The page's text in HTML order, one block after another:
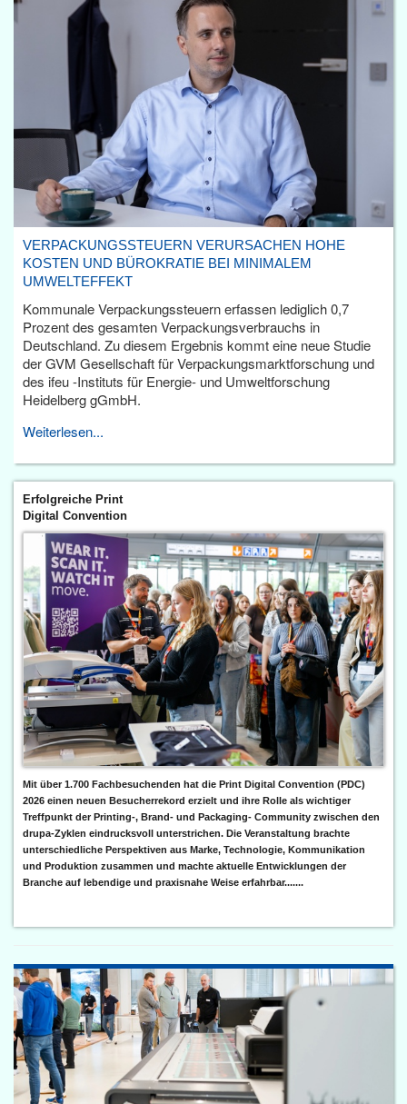
VERPACKUNGSSTEUERN VERURSACHEN HOHE
KOSTEN UND BÜROKRATIE BEI MINIMALEM
UMWELTEFFEKT
Kommunale Verpackungssteuern erfassen lediglich 0,7
Prozent des gesamten Verpackungsverbrauchs in
Deutschland. Zu diesem Ergebnis kommt eine neue Studie
der GVM Gesellschaft für Verpackungsmarktforschung und
des ifeu -Instituts für Energie- und Umweltforschung
Heidelberg gGmbH.
Weiterlesen...
Erfolgreiche Print
Digital Convention
Mit über 1.700 Fachbesuchenden hat die Print Digital Convention (PDC)
2026 einen neuen Besucherrekord erzielt und ihre Rolle als wichtiger
Treffpunkt der Printing-, Brand- und Packaging- Community zwischen den
drupa-Zyklen eindrucksvoll unterstrichen. Die Veranstaltung brachte
unterschiedliche Perspektiven aus Marke, Technologie, Kommunikation
und Produktion zusammen und machte aktuelle Entwicklungen der
Branche auf lebendige und praxisnahe Weise erfahrbar.......